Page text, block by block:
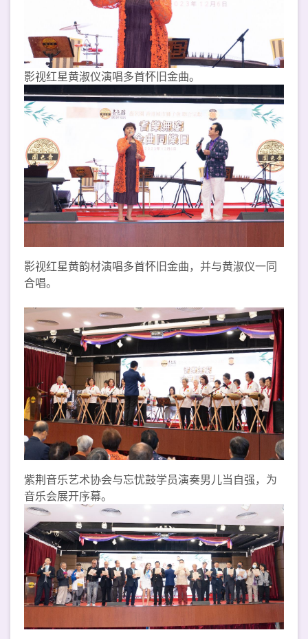
影视红星黄淑仪演唱多首怀旧金曲。
影视红星黄韵材演唱多首怀旧金曲，并与黄淑仪一同
合唱。
紫荆音乐艺术协会与忘忧鼓学员演奏男儿当自强，为
音乐会展开序幕。